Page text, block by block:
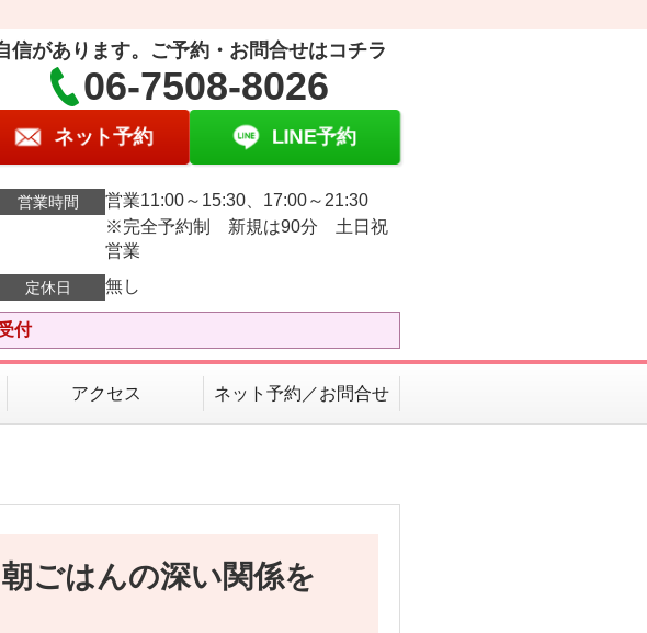
信があります。ご予約・お問合せはコチラ
06-7508-8026
ネット予約 LINE予約
営業時間
営業11:00～15:30、17:00～21:30
※完全予約制 新規は90分 土日祝
営業
定休日 無し
付
アクセス ネット予約／お問合せ
ごはんの深い関係を